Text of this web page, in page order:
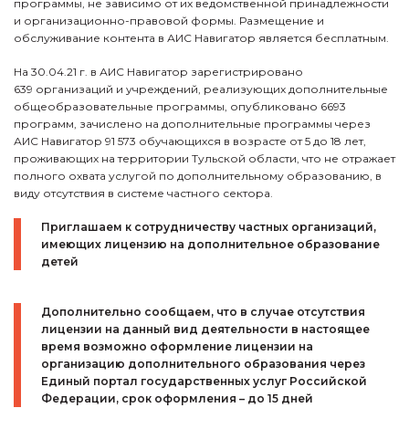
программы, не зависимо от их ведомственной принадлежности
и организационно-правовой формы. Размещение и
обслуживание контента в АИС Навигатор является бесплатным.
На 30.04.21 г. в АИС Навигатор зарегистрировано
639 организаций и учреждений, реализующих дополнительные
общеобразовательные программы, опубликовано 6693
программ, зачислено на дополнительные программы через
АИС Навигатор 91 573 обучающихся в возрасте от 5 до 18 лет,
проживающих на территории Тульской области, что не отражает
полного охвата услугой по дополнительному образованию, в
виду отсутствия в системе частного сектора.
Приглашаем к сотрудничеству частных организаций,
имеющих лицензию на дополнительное образование
детей
Дополнительно сообщаем, что в случае отсутствия
лицензии на данный вид деятельности в настоящее
время возможно оформление лицензии на
организацию дополнительного образования через
Единый портал государственных услуг Российской
Федерации, срок оформления – до 15 дней